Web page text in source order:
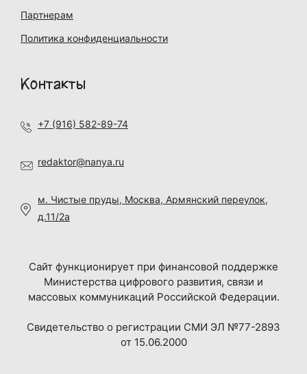
Партнерам
Политика конфиденциальности
Контакты
+7 (916) 582-89-74
redaktor@nanya.ru
м. Чистые пруды, Москва, Армянский переулок,
д.11/2а
Сайт функционирует при финансовой поддержке
Министерства цифрового развития, связи и
массовых коммуникаций Российской Федерации.
Свидетельство о регистрации СМИ ЭЛ №77-2893
от 15.06.2000